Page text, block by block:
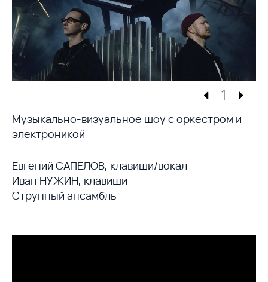
1
Музыкально-визуальное шоу с оркестром и
электроникой
Евгений САПЕЛОВ, клавиши/вокал
Иван НУЖИН, клавиши
Струнный ансамбль